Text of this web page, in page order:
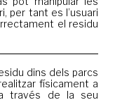
per tant es l’usuari
el residu
dins dels parcs
físicament a
través de la seu